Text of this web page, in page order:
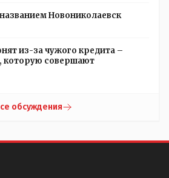
Новониколаевск
из-за чужого кредита –
которую совершают
обсуждения